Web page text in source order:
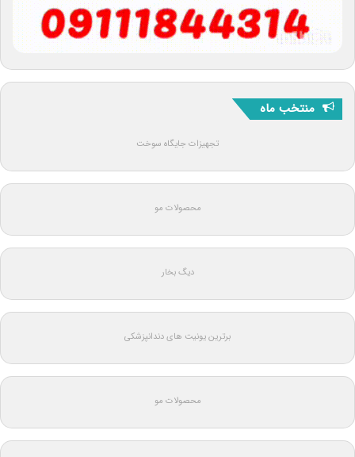
منتخب ماه
تجهیزات جایگاه سوخت
محصولات مو
دیگ بخار
برترین یونیت های دندانپزشکی
محصولات مو